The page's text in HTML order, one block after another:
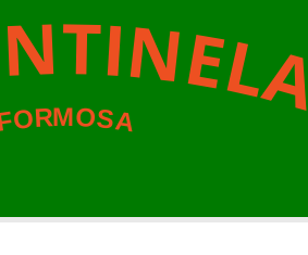
NTINELA
ORMOSA